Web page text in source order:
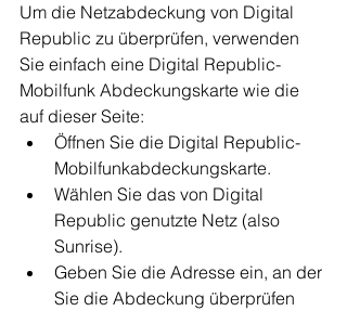
Um die Netzabdeckung von Digital
Republic zu überprüfen, verwenden
Sie einfach eine Digital Republic-
Mobilfunk Abdeckungskarte wie die
auf dieser Seite:
Öffnen Sie die Digital Republic-
Mobilfunkabdeckungskarte.
Wählen Sie das von Digital
Republic genutzte Netz (also
Sunrise).
Geben Sie die Adresse ein, an der
Sie die Abdeckung überprüfen